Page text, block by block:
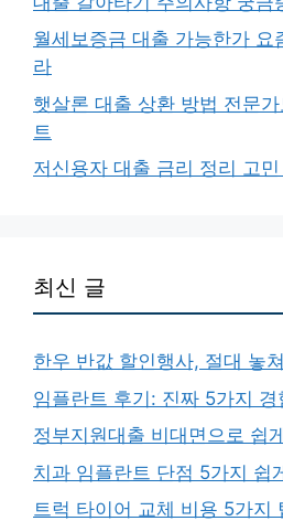
월세보증금 대출 가능한가 요
라
햇살론 대출 상환 방법 전문
트
저신용자 대출 금리 정리 고
최신 글
한우 반값 할인행사, 절대 놓
임플란트 후기: 진짜 5가지 경
정부지원대출 비대면으로 쉽
치과 임플란트 단점 5가지 쉽
트럭 타이어 교체 비용 5가지